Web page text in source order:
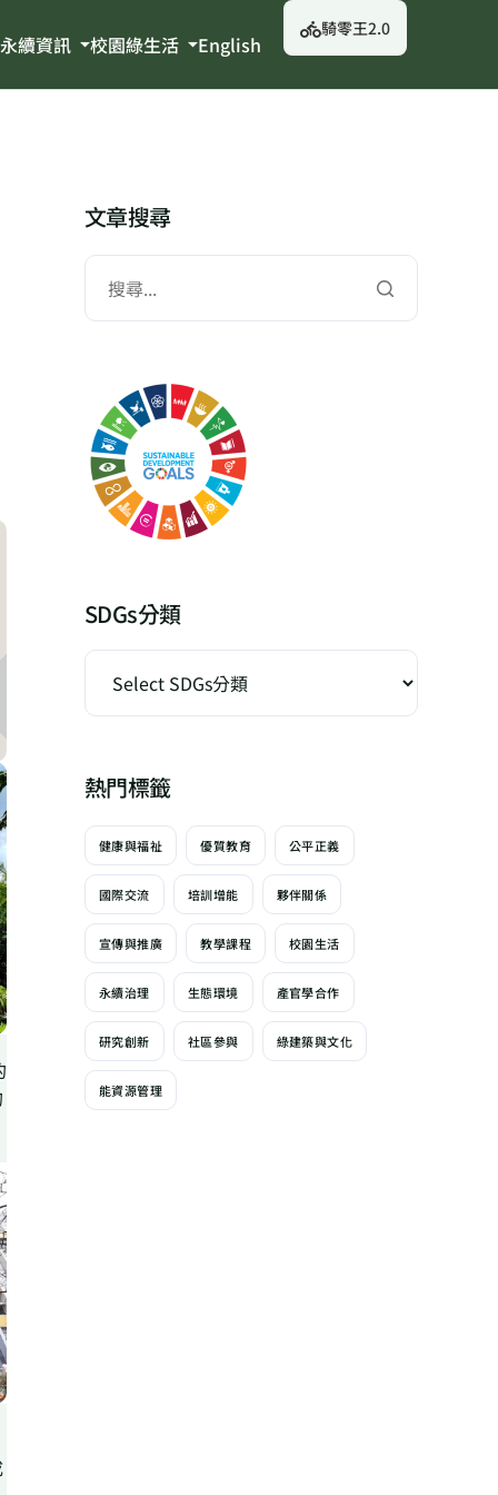
永續資訊 校園綠生活 English
騎零王2.0
文章搜尋
SDGs分類
熱門標籤
健康與福祉 優質教育 公平正義
國際交流 培訓增能 夥伴關係
宣傳與推廣 教學課程 校園生活
永續治理 生態環境 產官學合作
研究創新 社區參與 綠建築與文化
能資源管理